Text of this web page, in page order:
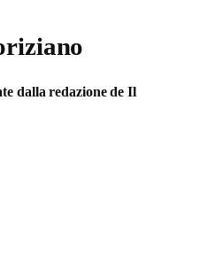
dalla redazione de Il